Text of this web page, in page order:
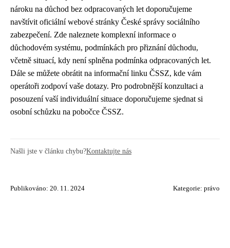
nároku na důchod bez odpracovaných let doporučujeme
navštívit oficiální webové stránky České správy sociálního
zabezpečení. Zde naleznete komplexní informace o
důchodovém systému, podmínkách pro přiznání důchodu,
včetně situací, kdy není splněna podmínka odpracovaných let.
Dále se můžete obrátit na informační linku ČSSZ, kde vám
operátoři zodpoví vaše dotazy. Pro podrobnější konzultaci a
posouzení vaší individuální situace doporučujeme sjednat si
osobní schůzku na pobočce ČSSZ.
Našli jste v článku chybu?Kontaktujte nás
Publikováno: 20. 11. 2024 Kategorie: právo